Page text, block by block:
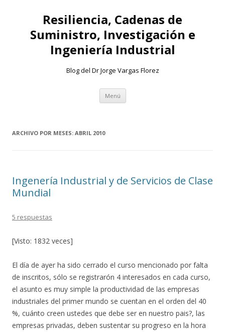
Resiliencia, Cadenas de
Suministro, Investigación e
Ingeniería Industrial
Blog del Dr Jorge Vargas Florez
Menú Ir
contenido
ARCHIVO POR MESES: ABRIL 2010
Ingenería Industrial y de Servicios de Clase
Mundial
5 respuestas
[Visto: 1832 veces]
El día de ayer ha sido cerrado el curso mencionado por falta
de inscritos, sólo se registrarón 4 interesados en cada curso,
el asunto es muy simple la productividad de las empresas
industriales del primer mundo se cuentan en el orden del 40
%, cuánto creen ustedes que debe ser en nuestro pais?, las
empresas privadas, deben sustentar su progreso en la hora